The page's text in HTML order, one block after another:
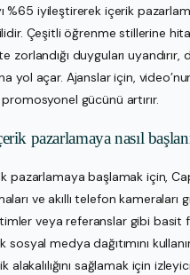
%65 iyileştirerek içerik
Çeşitli öğrenme stillerine
duyguları uyandırır,
yol açar. Ajanslar için,
gücünü artırır.
pazarlamaya nasıl
pazarlamaya başlamak için,
ve akıllı telefon kameraları
veya referanslar gibi
sosyal medya dağıtımını
alakalılığını sağlamak için